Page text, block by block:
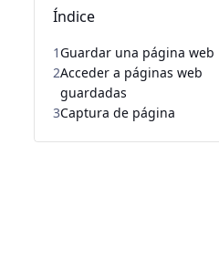
Índice
1 Guardar una página web
2Acceder a páginas web
guardadas
3Captura de página